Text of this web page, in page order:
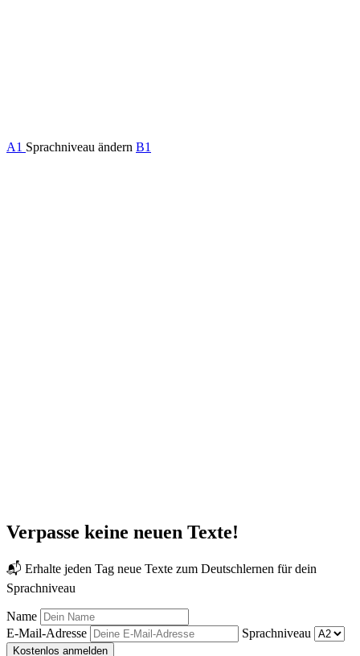
A1 Sprachniveau ändern B1
Verpasse keine neuen Texte!
📬 Erhalte jeden Tag neue Texte zum Deutschlernen für dein
Sprachniveau
Name
E-Mail-Adresse
Sprachniveau
Kostenlos anmelden